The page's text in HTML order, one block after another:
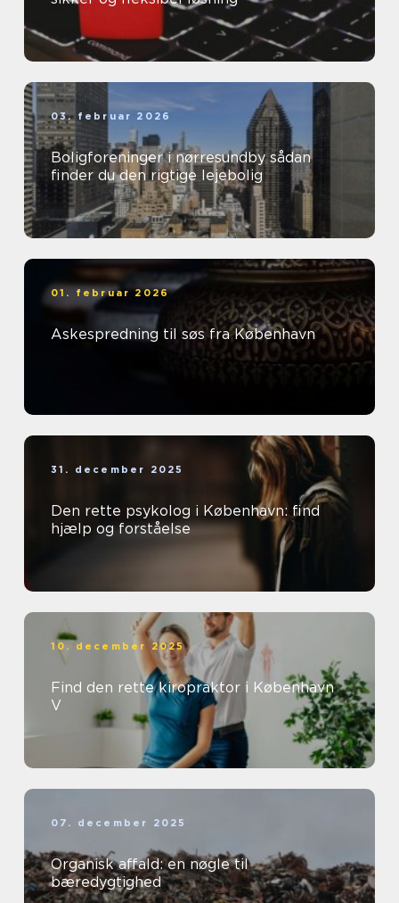
03. februar 2026
Boligforeninger i nørresundby sådan
finder du den rigtige lejebolig
01. februar 2026
Askespredning til søs fra København
31. december 2025
Den rette psykolog i København: find
hjælp og forståelse
10. december 2025
Find den rette kiropraktor i København
V
07. december 2025
Organisk affald: en nøgle til
bæredygtighed